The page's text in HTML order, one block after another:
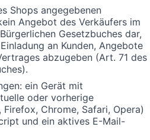
Shops angegebenen
Angebot des Verkäufers im
Gesetzbuches dar,
an Kunden, Angebote
abzugeben (Art. 71 des
ein Gerät mit
oder vorherige
Chrome, Safari, Opera)
und ein aktives E-Mail-